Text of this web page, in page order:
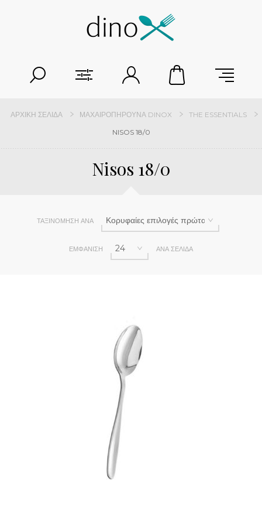
ΑΡΧΙΚΉ ΣΕΛΊΔΑ ΜΑΧΑΙΡΟΠΉΡΟΥΝΑ DINOX
THE ESSENTIALS
NISOS 18/0
Nisos 18/0
ΤΑΞΙΝΌΜΗΣΗ ΑΝΆ
ΕΜΦΆΝΙΣΗ ΑΝΆ ΣΕΛΊΔΑ